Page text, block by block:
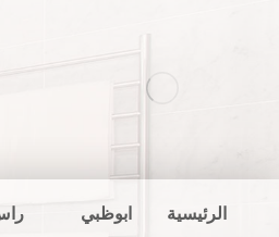
الرئيسية ابوظبي